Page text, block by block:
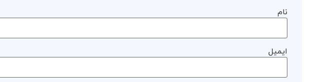
نام
ایمیل